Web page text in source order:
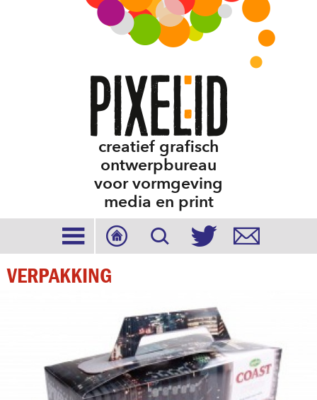
creatief grafisch
ontwerpbureau
voor vormgeving
media en print
    
VERPAKKING